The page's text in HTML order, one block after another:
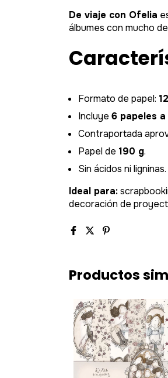
De viaje con Ofelia
álbumes con mucho
Formato de papel:
Incluye 6 papeles
Contraportada
Papel de 190 g.
Sin ácidos ni ligninas.
Ideal para:
decoración de
Productos